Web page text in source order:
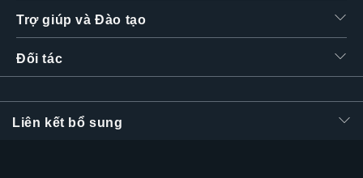
Trợ giúp và Đào tạo
Đối tác
Liên kết bổ sung